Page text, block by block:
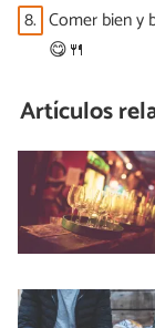
8. Comer bien y
😋🍴
Artículos